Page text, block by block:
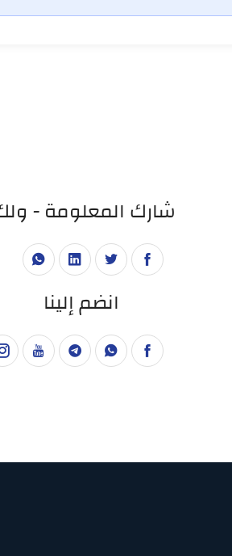
شارك المعلومة -
انضم إلينا